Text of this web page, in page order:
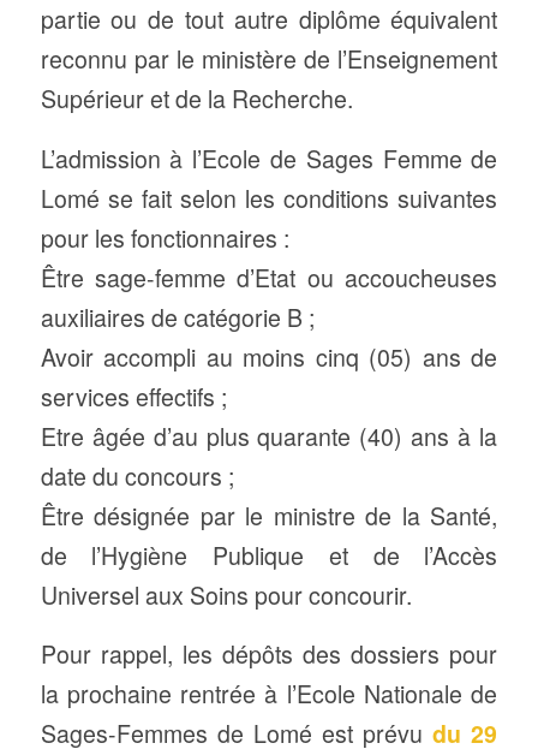
partie ou de tout autre diplôme équivalent
reconnu par le ministère de l’Enseignement
Supérieur et de la Recherche.
L’admission à l’Ecole de Sages Femme de
Lomé se fait selon les conditions suivantes
pour les fonctionnaires :
Être sage-femme d’Etat ou accoucheuses
auxiliaires de catégorie B ;
Avoir accompli au moins cinq (05) ans de
services effectifs ;
Etre âgée d’au plus quarante (40) ans à la
date du concours ;
Être désignée par le ministre de la Santé,
de l’Hygiène Publique et de l’Accès
Universel aux Soins pour concourir.
Pour rappel, les dépôts des dossiers pour
la prochaine rentrée à l’Ecole Nationale de
Sages-Femmes de Lomé est prévudu 29